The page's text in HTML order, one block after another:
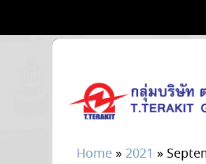
Home » 2021 »